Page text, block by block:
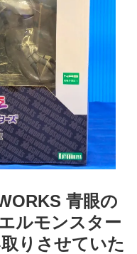
青眼の
ルモンスター
りさせていた